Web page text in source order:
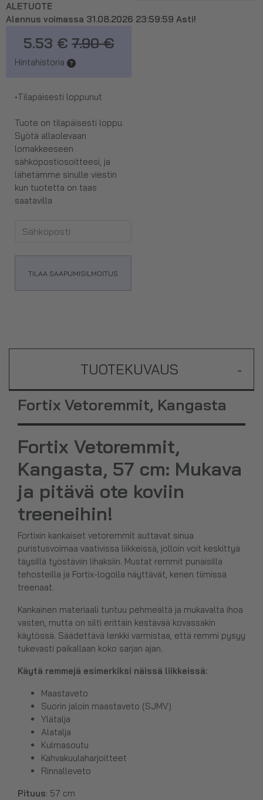
Kangasta
ALETUOTE
Alennus voimassa 31.08.2026 23:59:59 Asti!
5.53 € 7.90 €
Hintahistoria
•Tilapäisesti loppunut
Tuote on tilapäisesti loppu.
Syötä allaolevaan
lomakkeeseen
sähköpostiosoitteesi, ja
lähetämme sinulle viestin
kun tuotetta on taas
saatavilla
TILAA SAAPUMISILMOITUS
TUOTEKUVAUS -
Fortix Vetoremmit, Kangasta
Fortix Vetoremmit,
Kangasta, 57 cm: Mukava
ja pitävä ote koviin
treeneihin!
Fortixin kankaiset vetoremmit auttavat sinua
puristusvoimaa vaativissa liikkeissä, jolloin voit keskittyä
täysillä työstäviin lihaksiin. Mustat remmit punaisilla
tehosteilla ja Fortix-logolla näyttävät, kenen tiimissä
treenaat.
Kankainen materiaali tuntuu pehmeältä ja mukavalta ihoa
vasten, mutta on silti erittäin kestävää kovassakin
käytössä. Säädettävä lenkki varmistaa, että remmi pysyy
tukevasti paikallaan koko sarjan ajan.
Käytä remmejä esimerkiksi näissä liikkeissä:
Maastaveto
Suorin jaloin maastaveto (SJMV)
Ylätalja
Alatalja
Kulmasoutu
Kahvakuulaharjoitteet
Rinnalleveto
Pituus: 57 cm